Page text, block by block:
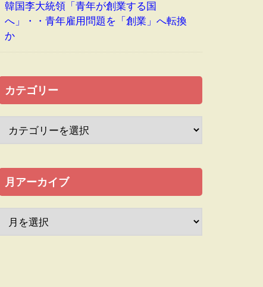
韓国李大統領「青年が創業する国
へ」・・青年雇用問題を「創業」へ転換
か
カテゴリー
月アーカイブ